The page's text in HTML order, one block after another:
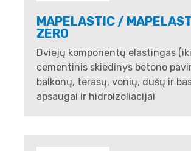
MAPELASTIC /
ZERO
Dviejų komponentų elastingas
cementinis skiedinys betono
balkonų, terasų, vonių, dušų ir
apsaugai ir hidroizoliacijai